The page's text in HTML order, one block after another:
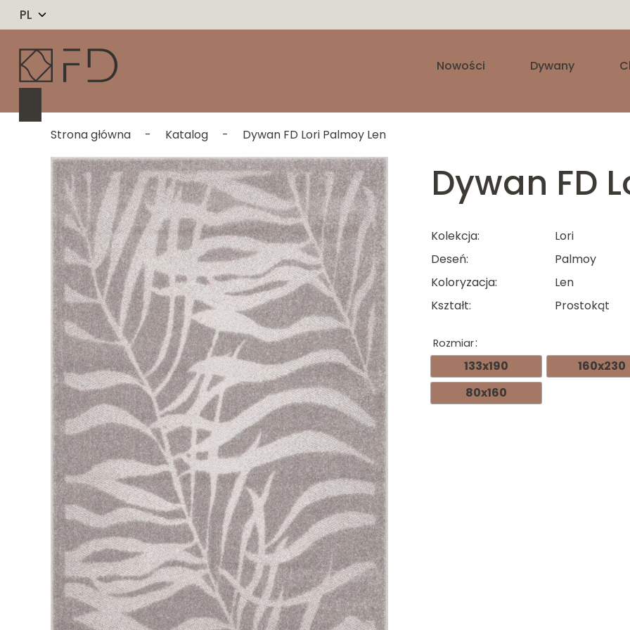
PL
Nowości Dywany
Strona główna - Katalog - Dywan FD Lori Palmoy Len
Dywan FD
Kolekcja
Lori
Deseń
Palmoy
Koloryzacja
Len
Kształt
Prostokąt
Rozmiar
133x190 160x230
80x160